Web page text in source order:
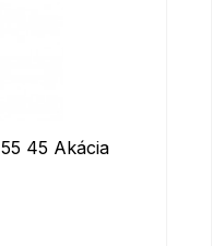
45 Akácia